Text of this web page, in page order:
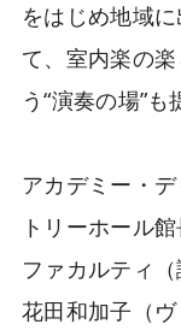
をはじめ地域
て、室内楽の
う“演奏の場”も
アカデミー・
トリーホール館
ファカルティ
花田和加子（